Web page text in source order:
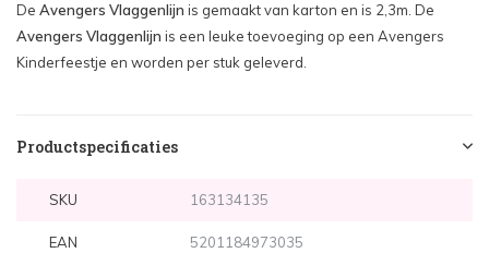
De Avengers Vlaggenlijn is gemaakt van karton en is 2,3m. De
Avengers Vlaggenlijn is een leuke toevoeging op een Avengers
Kinderfeestje en worden per stuk geleverd.
Productspecificaties
SKU 163134135
EAN 5201184973035